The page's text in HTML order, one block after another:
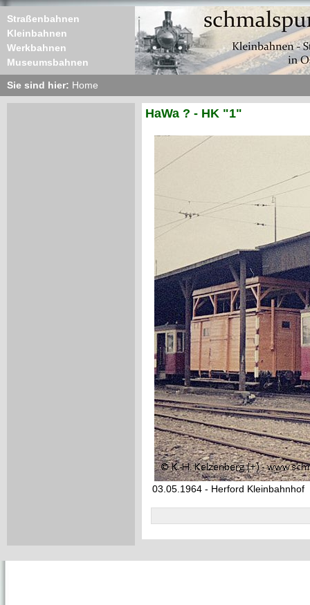
Straßenbahnen
Kleinbahnen
Werkbahnen
Museumsbahnen
Sie sind hier: Home
HaWa ? - HK "1"
03.05.1964 - Herford Kleinbahnhof